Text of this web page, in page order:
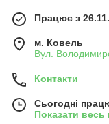
Працює з
м. Ковель
Вул.
Контакти
Сьогодні
Показати весь